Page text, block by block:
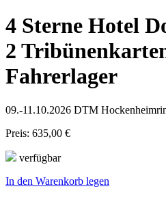
4 Sterne Hotel
2
Fahrerlager
09.-11.10.2026 DTM
Preis: 635,00 €
verfügbar
In den Warenkorb legen